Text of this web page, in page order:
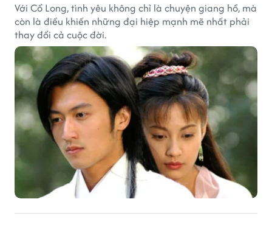
Với Cổ Long, tình yêu không chỉ là chuyện giang hồ, mà
còn là điều khiến những đại hiệp mạnh mẽ nhất phải
thay đổi cả cuộc đời.